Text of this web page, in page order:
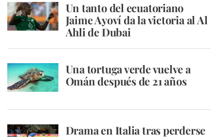
Un tanto del ecuatoriano
Jaime Ayoví da la victoria al Al
Ahli de Dubai
Una tortuga verde vuelve a
Omán después de 21 años
Drama en Italia tras perderse